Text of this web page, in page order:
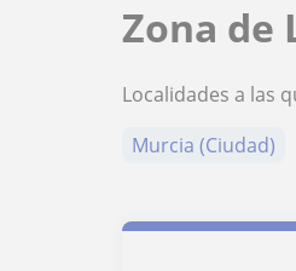
Zona de
Localidades a las
Murcia (Ciudad)